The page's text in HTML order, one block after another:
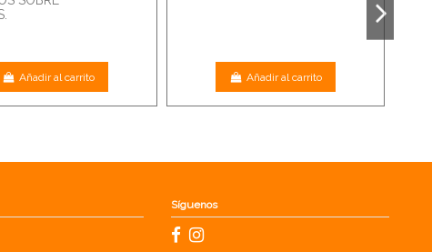
Añadir al carrito Añadir al carrito
Síguenos